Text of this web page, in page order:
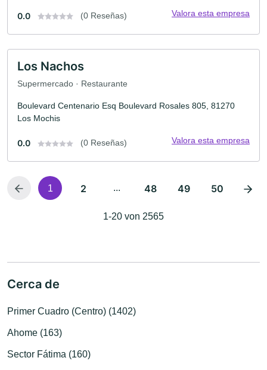
0.0 (0 Reseñas) Valora esta empresa
Los Nachos
Supermercado · Restaurante
Boulevard Centenario Esq Boulevard Rosales 805, 81270
Los Mochis
0.0 (0 Reseñas) Valora esta empresa
1 2 ... 48 49 50
1-20 von 2565
Cerca de
Primer Cuadro (Centro) (1402)
Ahome (163)
Sector Fátima (160)